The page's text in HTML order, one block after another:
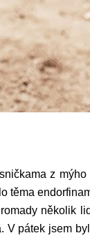
z
těma
několik
pátek jsem